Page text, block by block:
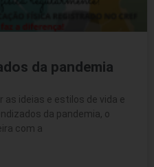
da pandemia
ideias e estilos de vida e
da pandemia, o
com a